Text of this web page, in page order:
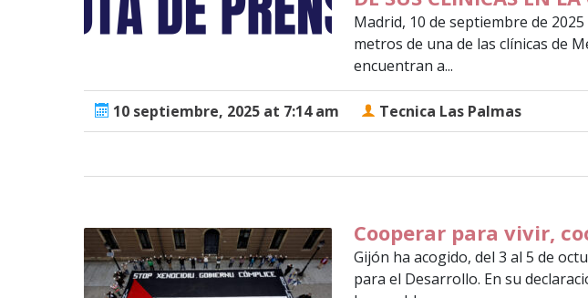
Madrid, 10 de septiembre de
metros de una de las clínicas de
encuentran a...
10 septiembre, 2025 at 7:14 am Tecnica Las Palmas
Cooperar para vivir,
Gijón ha acogido, del 3 al 5 de
para el Desarrollo. En su